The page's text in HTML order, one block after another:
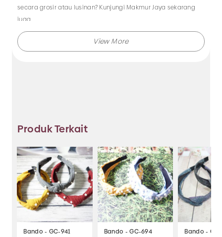
secara grosir atau lusinan? Kunjungi Makmur Jaya sekarang
juga.
Makmur Jaya selalu menghadirkan berbagai produk aksesoris
dengan harga murah hanya di Makmur Jaya Surabaya.
Produk Terkait
Bando - GC-941 Bando - GC-694 Bando -